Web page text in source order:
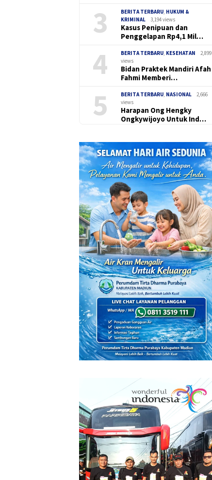
3 BERITA TERBARU HUKUM &
KRIMINAL
3,194 views
Kasus Penipuan dan
Penggelapan Rp4,1 Mil…
4 BERITA TERBARU KESEHATAN
2,899
views
Bidan Praktek Mandiri Afah
Fahmi Memberi…
5 BERITA TERBARU NASIONAL
2,666
views
Harapan Ong Hengky
Ongkywijoyo Untuk Ind…